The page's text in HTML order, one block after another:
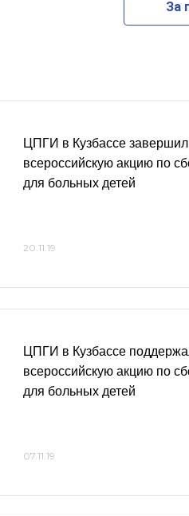
За
ЦПГИ в Кузбассе завершил
всероссийскую акцию по
для больных детей
20.11.19
ЦПГИ в Кузбассе
всероссийскую акцию по
для больных детей
07.11.19